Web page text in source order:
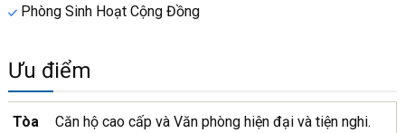
Phòng Sinh Hoạt Cộng Đồng
Ưu điểm
Tòa
Căn hộ cao cấp và Văn phòng hiện đại và tiện nghi.